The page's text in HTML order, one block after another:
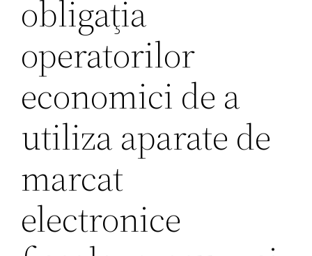
obligaţia
operatorilor
economici de a
utiliza aparate de
marcat
electronice